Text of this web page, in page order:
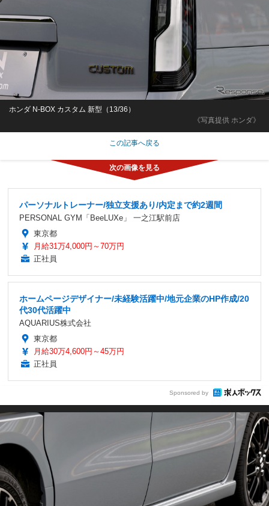
《写真提供 ホンダ》
ホンダ N-BOX カスタム 新型（13/36）
この記事へ戻る
パーソナルトレーナー/独立支援あり/内定まで約2週間
PERSONAL GYM「BeeLUXe」 一之江駅前店
東京都
月給31万4,000円～70万円
正社員
ホームページデザイナー/未経験活躍中/地元企業のHP作成/20
代30代活躍中
AQUARIUS株式会社
東京都
月給30万4,600円～45万円
正社員
Sponsored by